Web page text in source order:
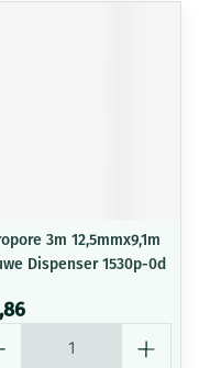
3m 12,5mmx9,1m
Dispenser 1530p-0d